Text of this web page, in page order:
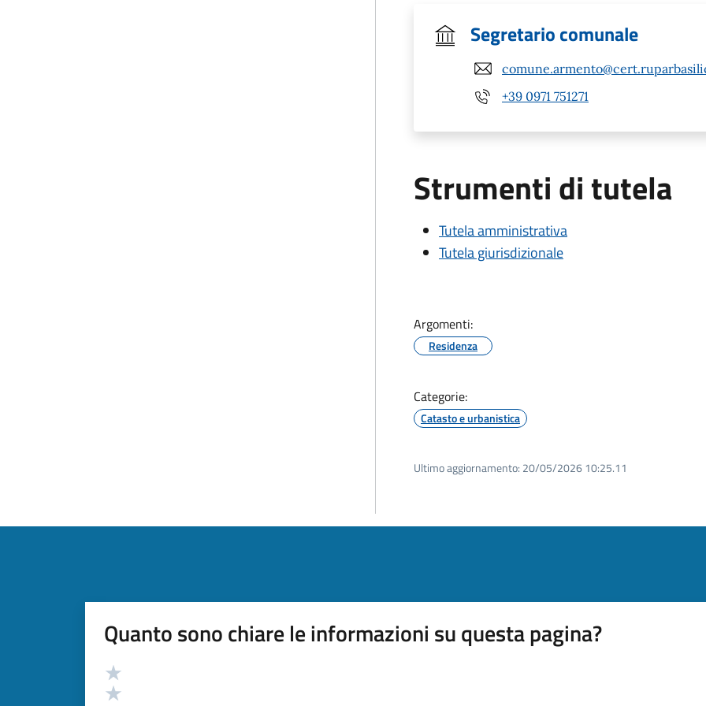
Segretario comunale
+39 0971 751271
Strumenti di tutela
Tutela amministrativa
Tutela giurisdizionale
Argomenti:
Residenza
Categorie:
Catasto e urbanistica
Ultimo aggiornamento: 20/05/2026 10:25.11
Quanto sono chiare le informazioni su questa pagina?
Valutazione